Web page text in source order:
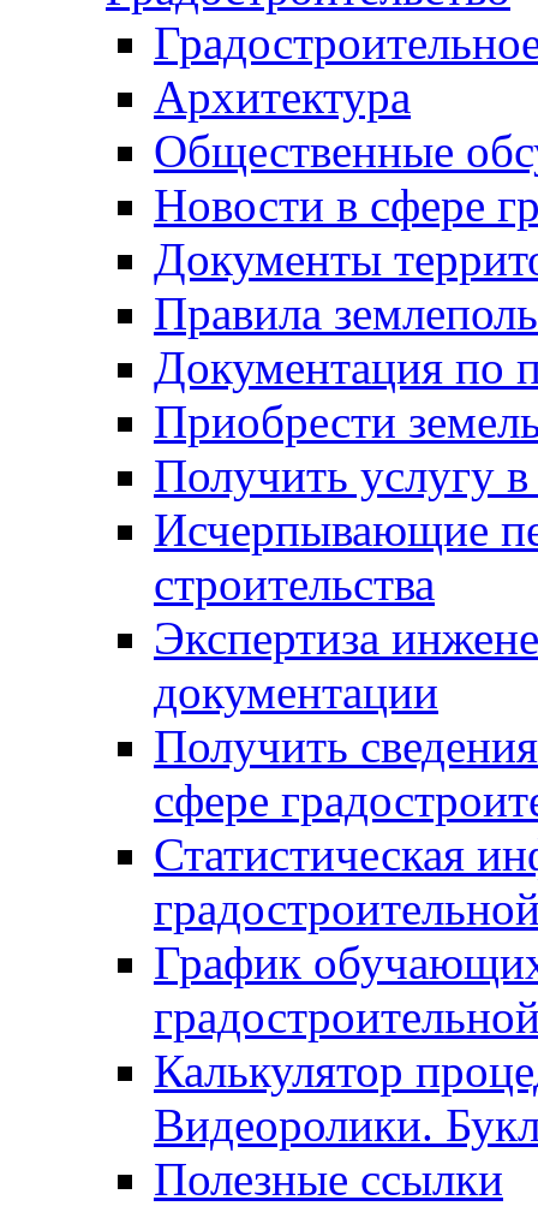
Архитектура
Общественные
Новости в сфере
Документы
Правила
Документация по
Приобрести
Получить услугу в
Исчерпывающие
строительства
Экспертиза
документации
Получить
сфере
Статистическая
График
Калькулятор
Видеоролики.
Полезные ссылки